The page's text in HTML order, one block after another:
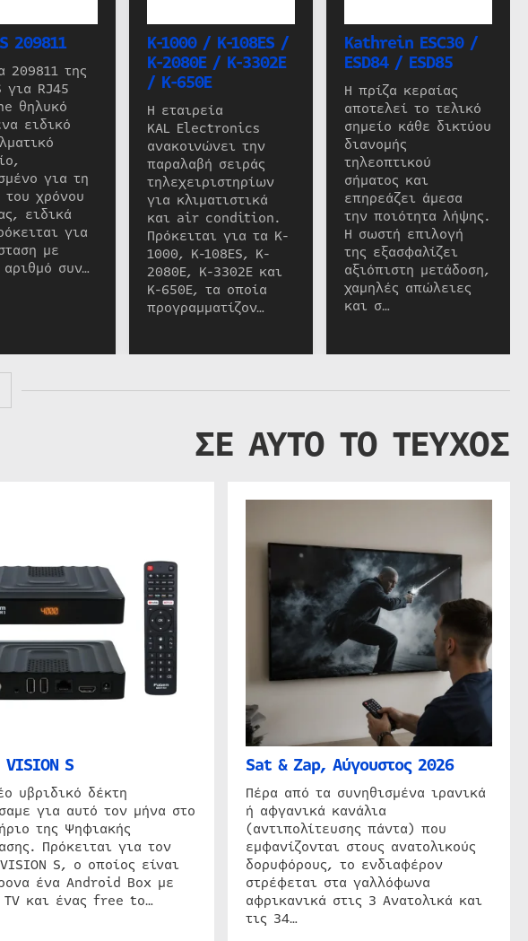
209811
209811 της
για RJ45
θηλυκό
ειδικό
για τη
του χρόνου
ειδικά
για
με
συν…
K-1000 / K-108ES /
K-2080E / K-3302E
/ K-650E
Η εταιρεία
KAL Electronics
ανακοινώνει την
παραλαβή σειράς
τηλεχειριστηρίων
για κλιματιστικά
και air condition.
Πρόκειται για τα K-
1000, K-108ES, K-
2080E, K-3302E και
K-650E, τα οποία
προγραμματίζον…
Kathrein ESC30 /
ESD84 / ESD85
Η πρίζα κεραίας
αποτελεί το τελικό
σημείο κάθε δικτύου
διανομής
τηλεοπτικού
σήματος και
επηρεάζει άμεσα
την ποιότητα λήψης.
Η σωστή επιλογή
της εξασφαλίζει
αξιόπιστη μετάδοση,
χαμηλές απώλειες
και σ…
ΣΕ ΑΥΤΟ ΤΟ ΤΕΥΧΟΣ
S
υβριδικό δέκτη
για αυτό τον μήνα στο
της Ψηφιακής
Πρόκειται για τον
S, ο οποίος είναι
ένα Android Box με
TV και ένας free to…
Sat & Zap, Αύγουστος 2026
Πέρα από τα συνηθισμένα ιρανικά
ή αφγανικά κανάλια
(αντιπολίτευσης πάντα) που
εμφανίζονται στους ανατολικούς
δορυφόρους, το ενδιαφέρον
στρέφεται στα γαλλόφωνα
αφρικανικά στις 3 Ανατολικά και
τις 34…